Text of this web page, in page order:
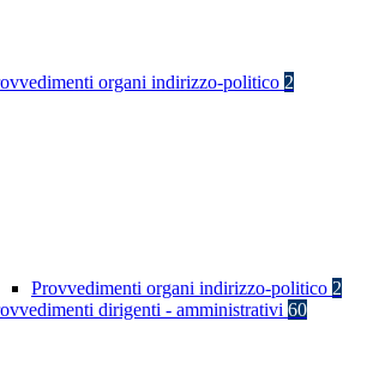
organi indirizzo-politico 2
Provvedimenti organi indirizzo-politico 2
dirigenti - amministrativi 60